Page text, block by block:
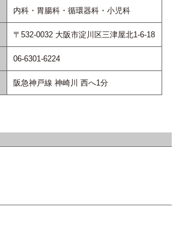
内科・胃腸科・循環器科・小児科
〒532-0032 大阪市淀川区三津屋北1-6-18
06-6301-6224
阪急神戸線 神崎川 西へ1分